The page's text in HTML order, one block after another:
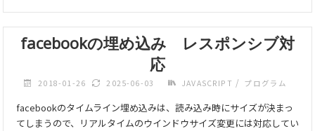
facebookの埋め込み レスポンシブ対
応
2018-01-26 2025-06-03 JAVASCRIPT / プログラム
facebookのタイムライン埋め込みは、読み込み時にサイズが決まっ
てしまうので、リアルタイムのウインドウサイズ変更には対応してい